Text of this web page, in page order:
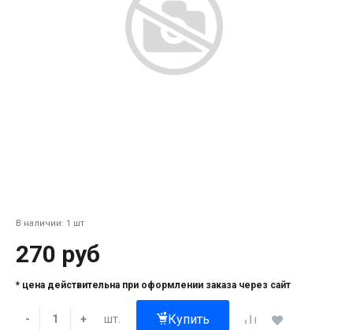
В наличии: 1 шт
270 руб
* цена действительна при оформлении заказа через сайт
- + шт. Купить